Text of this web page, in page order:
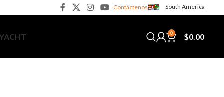
Contáctenos South America
0 $0.00